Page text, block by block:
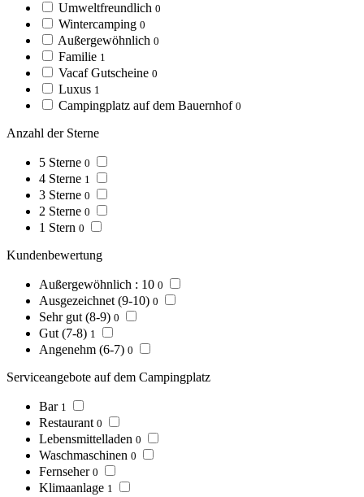
Umweltfreundlich 0
Wintercamping 0
Außergewöhnlich 0
Familie 1
Vacaf Gutscheine 0
Luxus 1
Campingplatz auf dem Bauernhof 0
Anzahl der Sterne
5 Sterne 0
4 Sterne 1
3 Sterne 0
2 Sterne 0
1 Stern 0
Kundenbewertung
Außergewöhnlich : 10 0
Ausgezeichnet (9-10) 0
Sehr gut (8-9) 0
Gut (7-8) 1
Angenehm (6-7) 0
Serviceangebote auf dem Campingplatz
Bar 1
Restaurant 0
Lebensmittelladen 0
Waschmaschinen 0
Fernseher 0
Klimaanlage 1